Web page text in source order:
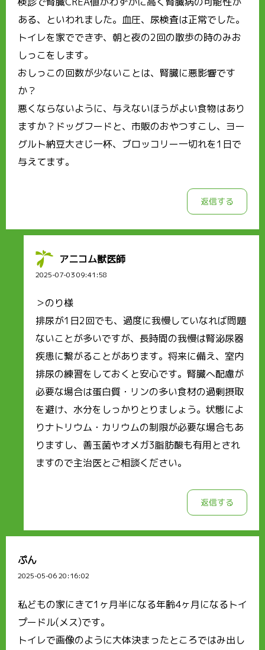
ある、といわれました。血圧、尿検査は正常でした。
トイレを家でできず、朝と夜の2回の散歩の時のみお
しっこをします。
おしっこの回数が少ないことは、腎臓に悪影響です
か？
悪くならないように、与えないほうがよい食物はあり
ますか？ドッグフードと、市販のおやつすこし、ヨー
グルト納豆大さじ一杯、ブロッコリー一切れを1日で
与えてます。
返信する
アニコム獣医師
2025-07-03 09:41:58
＞のり様
排尿が1日2回でも、過度に我慢していなれば問題
ないことが多いですが、長時間の我慢は腎泌尿器
疾患に繋がることがあります。将来に備え、室内
排尿の練習をしておくと安心です。腎臓へ配慮が
必要な場合は蛋白質・リンの多い食材の過剰摂取
を避け、水分をしっかりとりましょう。状態によ
りナトリウム・カリウムの制限が必要な場合もあ
りますし、善玉菌やオメガ3脂肪酸も有用とされ
ますので主治医とご相談ください。
返信する
ぷん
2025-05-06 20:16:02
私どもの家にきて1ヶ月半になる年齢4ヶ月になるトイ
プードル(メス)です。
トイレで画像のように大体決まったところではみ出し